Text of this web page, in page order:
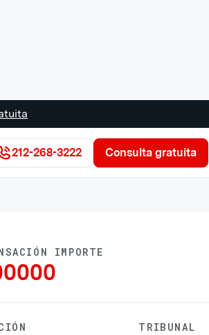
212-268-3222 Consulta gratuita
IMPORTE
TRIBUNAL